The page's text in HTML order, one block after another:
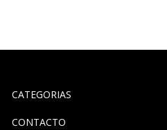
CATEGORIAS
CONTACTO